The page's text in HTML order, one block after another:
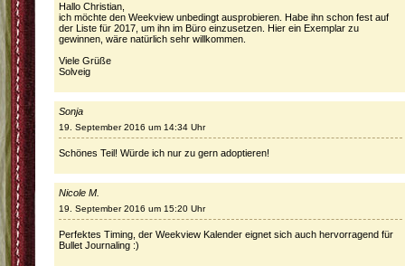
Hallo Christian,
ich möchte den Weekview unbedingt ausprobieren. Habe ihn schon fest auf
der Liste für 2017, um ihn im Büro einzusetzen. Hier ein Exemplar zu
gewinnen, wäre natürlich sehr willkommen.
Viele Grüße
Solveig
Sonja
19. September 2016 um 14:34 Uhr
Schönes Teil! Würde ich nur zu gern adoptieren!
Nicole M.
19. September 2016 um 15:20 Uhr
Perfektes Timing, der Weekview Kalender eignet sich auch hervorragend für
Bullet Journaling :)